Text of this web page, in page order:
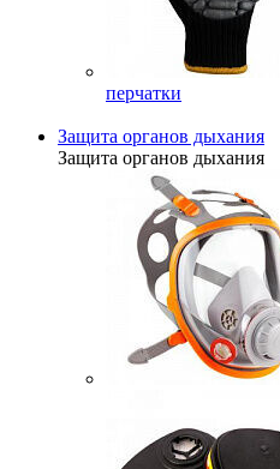
перчатки
Защита органов дыхания
Защита органов дыхания